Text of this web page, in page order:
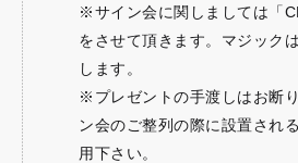
※サイン会に関しましては「
をさせて頂きます。マジック
します。
※プレゼントの手渡しはお断
ン会のご整列の際に設置され
用下さい。